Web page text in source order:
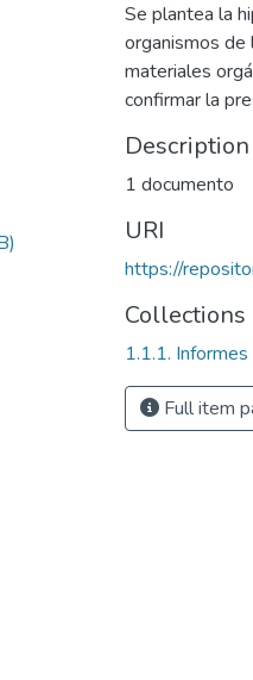
Se plantea la
organismos de
materiales
confirmar la
Description
1 documento
URI
https://
Collections
1.1.1.
Full item